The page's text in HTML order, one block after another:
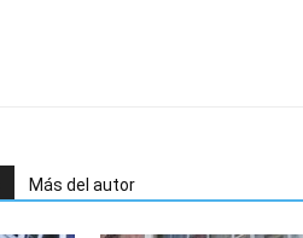
Más del autor